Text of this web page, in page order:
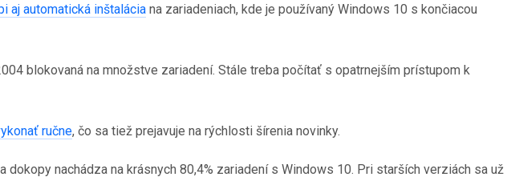
aj automatická inštalácia na zariadeniach, kde je používaný Windows 10 s končiacou
blokovaná na množstve zariadení. Stále treba počítať s opatrnejším prístupom k
ručne, čo sa tiež prejavuje na rýchlosti šírenia novinky.
dokopy nachádza na krásnych 80,4% zariadení s Windows 10. Pri starších verziách sa už